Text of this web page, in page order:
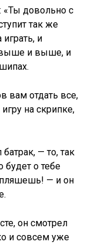
«Ты довольно с
так же
и
выше и выше, и
вам отдать все,
на скрипке,
— то, так
о тебе
пляшешь! — и он
он смотрел
и совсем уже